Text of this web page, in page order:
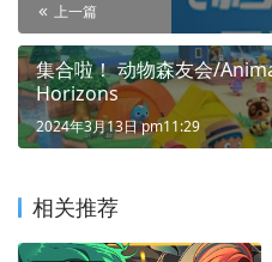
上一篇
集合啦！ 动物森友会/
Horizons
2024年3月13日 pm11:29
相关推荐